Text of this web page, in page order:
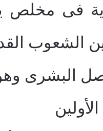
فى مخلص
الشعوب
البشرى وهو
الأولين